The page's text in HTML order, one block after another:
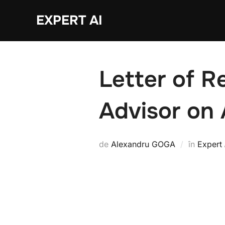
EXPERT AI
Letter of
Advisor on
de Alexandru GOGA în Expert